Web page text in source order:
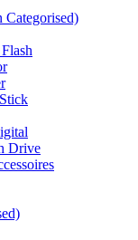
Categorised)
Drive